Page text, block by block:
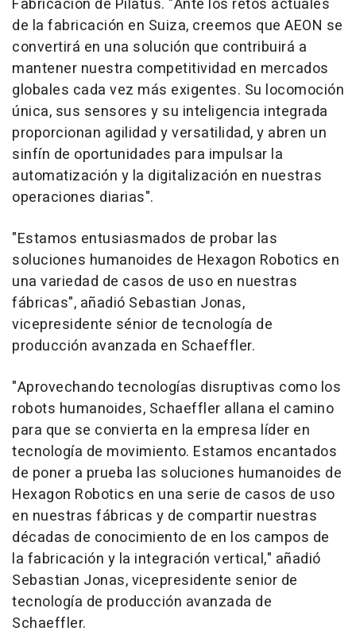
Fabricación de Pilatus. "Ante los retos actuales
de la fabricación en Suiza, creemos que AEON se
convertirá en una solución que contribuirá a
mantener nuestra competitividad en mercados
globales cada vez más exigentes. Su locomoción
única, sus sensores y su inteligencia integrada
proporcionan agilidad y versatilidad, y abren un
sinfín de oportunidades para impulsar la
automatización y la digitalización en nuestras
operaciones diarias".
"Estamos entusiasmados de probar las
soluciones humanoides de Hexagon Robotics en
una variedad de casos de uso en nuestras
fábricas", añadió Sebastian Jonas,
vicepresidente sénior de tecnología de
producción avanzada en Schaeffler.
"Aprovechando tecnologías disruptivas como los
robots humanoides, Schaeffler allana el camino
para que se convierta en la empresa líder en
tecnología de movimiento. Estamos encantados
de poner a prueba las soluciones humanoides de
Hexagon Robotics en una serie de casos de uso
en nuestras fábricas y de compartir nuestras
décadas de conocimiento de en los campos de
la fabricación y la integración vertical," añadió
Sebastian Jonas, vicepresidente senior de
tecnología de producción avanzada de
Schaeffler.